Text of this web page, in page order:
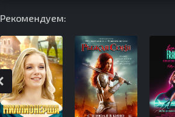
Рекомендуем: